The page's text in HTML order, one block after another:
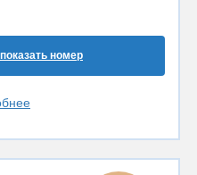
показать номер